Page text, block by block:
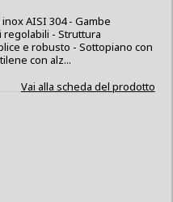
AISI 304 - Gambe
regolabili - Struttura
e robusto - Sottopiano con
con alz...
Vai alla scheda del prodotto